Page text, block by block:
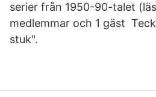
serier från 1950-90-talet
medlemmar och 1 gäst
stuk".